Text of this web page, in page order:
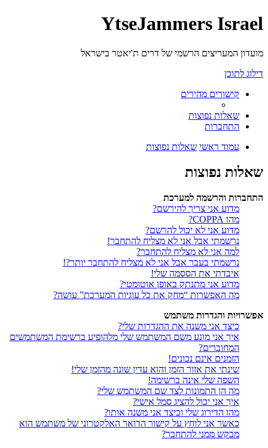
YtseJammers Israel
מועדון המעריצים הרשמי של דרים ת'יאטר בישראל
דילוג לתוכן
קישורים מהירים
שאלות נפוצות
התחברות
עמוד ראשי שאלות נפוצות
שאלות נפוצות
התחברות והרשמה למערכת
מדוע אני צריך להירשם?
מהו COPPA?
מדוע אני לא יכול להרשם?
נרשמתי אבל אני לא מצליח להתחבר!
למה אני לא מצליח להתחבר?
נרשמתי בעבר אבל אני לא מצליח להתחבר יותר?!
איבדתי את הססמה שלי!
מדוע אני מתנתק באופן אוטומטי?
מה האפשרות “מחק את כל עוגיות המערכת” עושה?
אפשרויות והגדרות משתמש
כיצד אני משנה את ההגדרות שלי?
איך אני מונע משם המשתמש שלי מלהופיע ברשימת המשתמשים
המחוברים?
הזמנים אינם נכונים!
שינתי את אזור הזמן והוא עדין שונה מהזמן שלי!
השפה שלי אינה ברשימה!
מה הן התמונות לצד שם המשתמש שלי?
איך אני יכול להציג סמל אישי?
מהו הדירוג שלי וכיצד אני משנה אותו?
כאשר אני לוחץ על קישור הדואר האלקטרוני של משתמש הוא
מבקש ממני להתחבר?